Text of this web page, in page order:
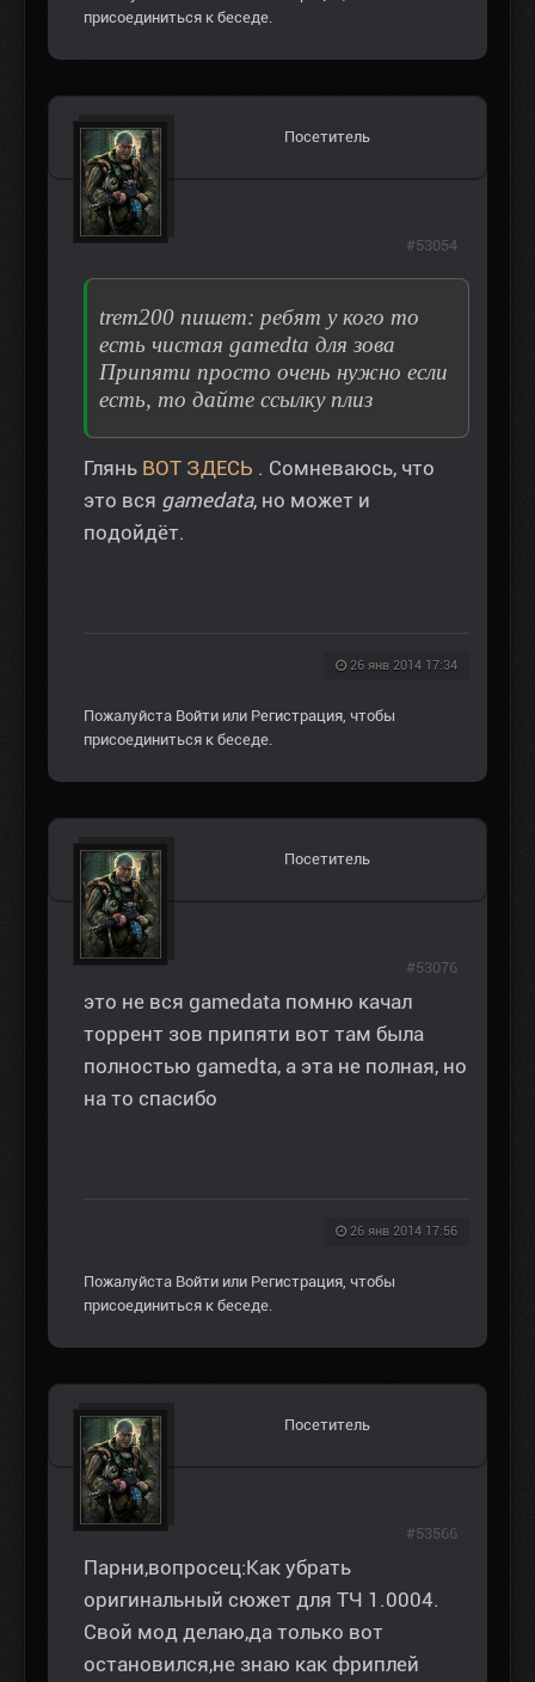
присоединиться к беседе.
Посетитель
trem200 пишет: ребят у кого то
есть чистая gamedta для зова
Припяти просто очень нужно если
есть, то дайте ссылку плиз
Глянь ВОТ ЗДЕСЬ . Сомневаюсь, что
это вся gamedata, но может и
подойдёт.
26 янв 2014 17:34
#53054
Пожалуйста Войти или Регистрация , чтобы
присоединиться к беседе.
Посетитель
это не вся gamedata помню качал
торрент зов припяти вот там была
полностью gamedta, а эта не полная, но
на то спасибо
26 янв 2014 17:56
#53076
Пожалуйста Войти или Регистрация , чтобы
присоединиться к беседе.
Посетитель
Парни,вопросец:Как убрать
оригинальный сюжет для ТЧ 1.0004.
Свой мод делаю,да только вот
остановился,не знаю как фриплей
#53566